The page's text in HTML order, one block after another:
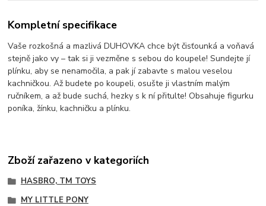
Kompletní specifikace
Vaše rozkošná a mazlivá DUHOVKA chce být čisťounká a voňavá
stejně jako vy – tak si ji vezměne s sebou do koupele! Sundejte jí
plínku, aby se nenamočila, a pak jí zabavte s malou veselou
kachničkou. Až budete po koupeli, osušte ji vlastním malým
ručníkem, a až bude suchá, hezky s k ní přitulte! Obsahuje figurku
poníka, žínku, kachničku a plínku.
Zboží zařazeno v kategoriích
HASBRO, TM TOYS
MY LITTLE PONY